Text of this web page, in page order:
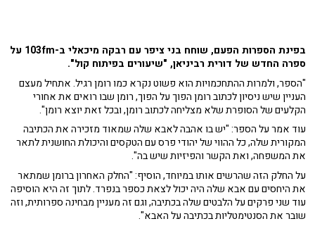
בפינת הספרות הפעם, שוחח בני ציפר עם רבקה מיכאלי ב-103fm על
ספרה החדש של דורית רביניאן, "שיעורים בפיתוח קול".
"הספר, ולמרות ההתחכמויות הוא פשוט נקרא כמו רומן רגיל. אתחיל מעצם
העניין שיש ניסיון לכתוב רומן הפוך על הפוך, רומן שבו רואים את אחורי
הקלעים של הסופרת שלא מצליחה לכתוב רומן, ובכל זאת יוצא רומן".
עוד אמר על הספר: "יש בו אהבה לאבא שלה שמאוד מזכירה את הכתיבה
המקורית שלה, כל ההווי של יהודי פרס עם הטקסים והיכולת החושנית לתאר
את המשפחה, ואת הקשר והפיזיות שיש בה".
על החלק הזה שהרשים אותו במיוחד, הוסיף: "החלק האחרון ברומן שמתאר
את היחסים עם אבא שלה היה יכול לצאת כספר בנפרד. לתוך זה היא הוסיפה
עוד שני פרקים על הלבטים שלה בכתיבה, וגם זה מעניין מבחינה ספרותית, וזה
שובר את הסנטימטליות בכתיבה על האבא".